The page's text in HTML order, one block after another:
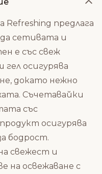
Refreshing предлага
сетивата и
е със свеж
осигурява
докато нежно
Съчетавайки
със
осигурява
бодрост.
свежест и
на освежаване с